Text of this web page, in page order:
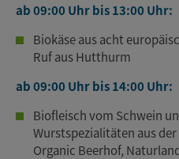
ab 09:00 Uhr bis 13:00 Uhr:
Biokäse aus acht
Ruf aus Hutthurm
ab 09:00 Uhr bis 14:00 Uhr:
Biofleisch vom Schwein
Wurstspezialitäten aus
Organic Beerhof,